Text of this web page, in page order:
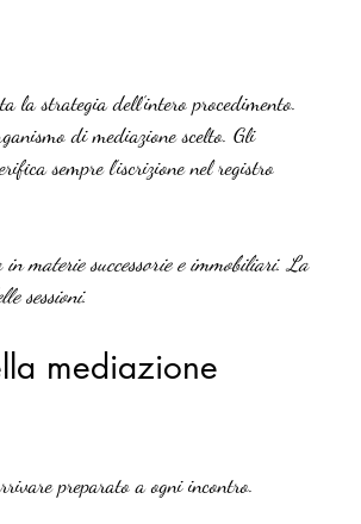
la strategia dell’intero procedimento.
di mediazione scelto. Gli
sempre l’iscrizione nel registro
in materie successorie e immobiliari. La
sessioni.
mediazione
preparato a ogni incontro.